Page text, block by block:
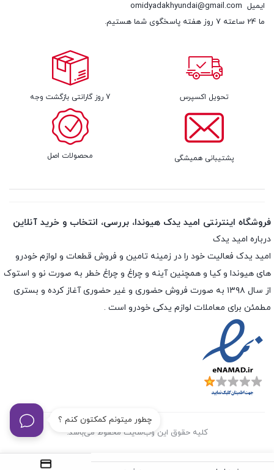
چطور میتونم کمکتون کنم ؟
ایمیل omidyadakhyundai@gmail.com
ما 24 ساعته 7 روز هفته پاسخگوی شما هستیم.
تحویل اکسپرس 7 روز گارانتی بازگشت وجه
پشتیبانی همیشگی محصولات اصل
فروشگاه اینترنتی امید یدک هیوندا، بررسی، انتخاب و خرید آنلاین
درباره امید یدک
امید یدک فعالیت خود را در زمینه تامین و فروش قطعات و لوازم خودرو
های هیوندا و کیا و همچنین آینه و چراغ و چراغ خطر به صورت نو و استوک
از سال ۱۳۹۸ به صورت فروش حضوری و غیر حضوری آغاز کرده و بستری
مطمئن برای معاملات لوازم یدکی خودرو است .
کلیه حقوق این وب‌سایت محفوظ می‌باشد.